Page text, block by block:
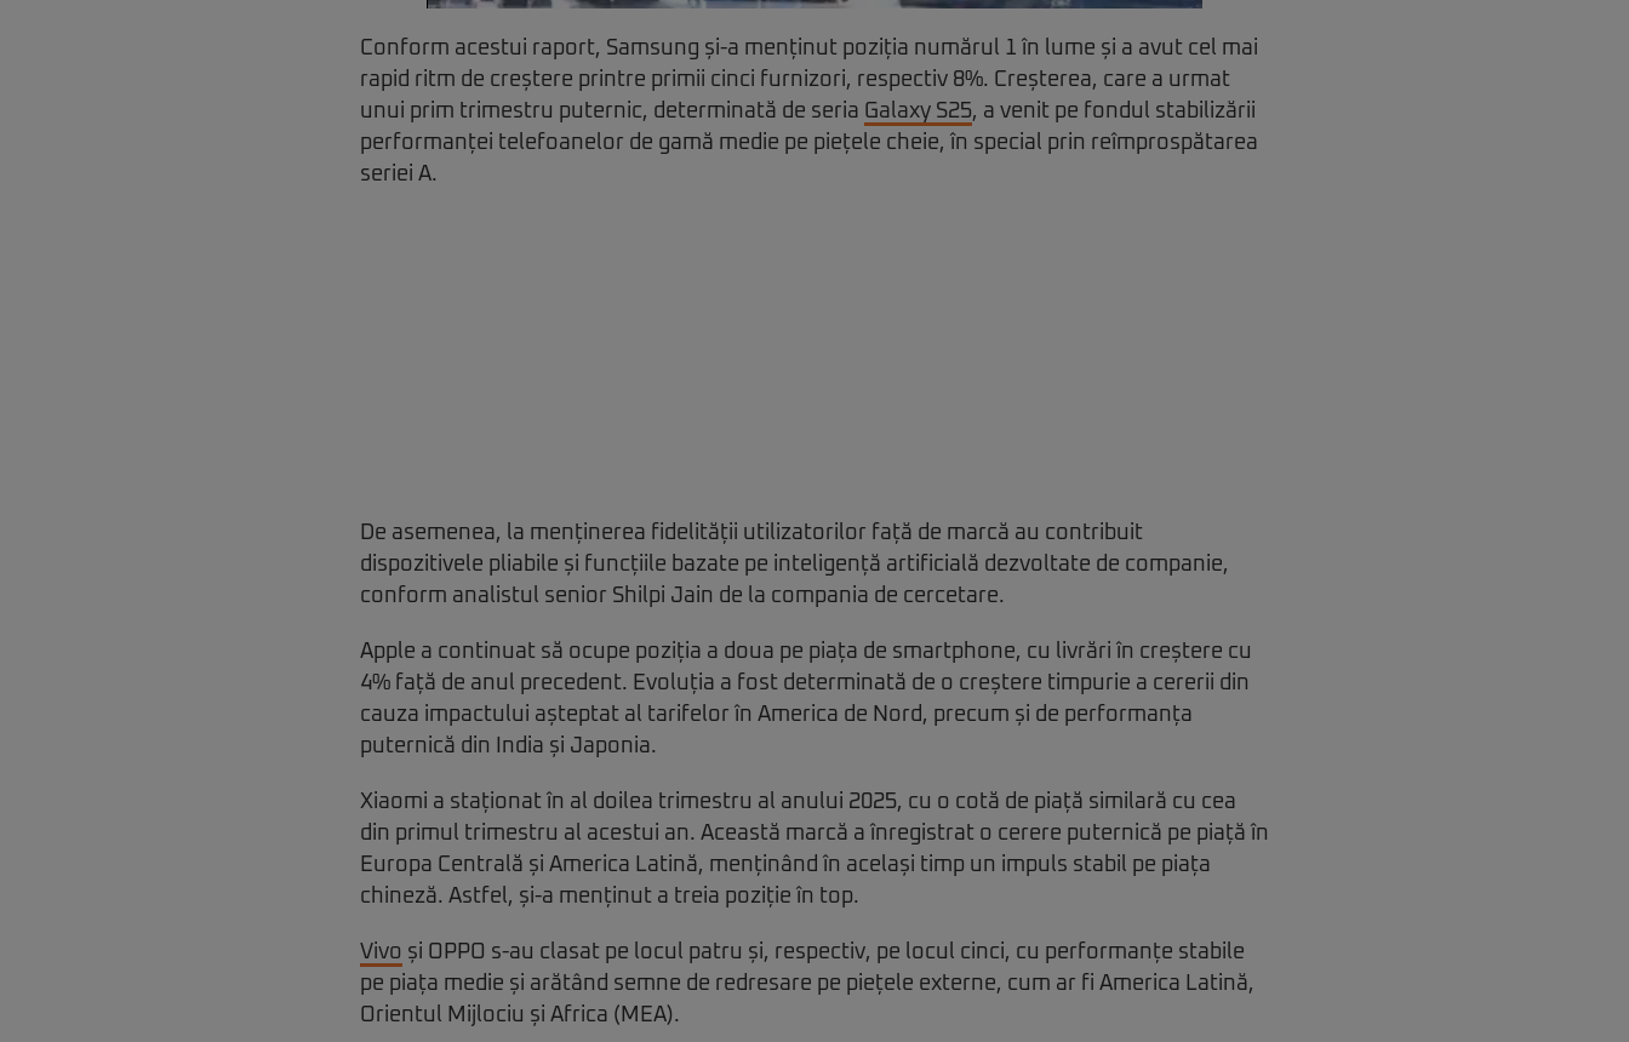
Conform acestui raport, Samsung și-a menținut poziția numărul 1 în lume și a avut cel mai
rapid ritm de creștere printre primii cinci furnizori, respectiv 8%. Creșterea, care a urmat
unui prim trimestru puternic, determinată de seria Galaxy S25, a venit pe fondul stabilizării
performanței telefoanelor de gamă medie pe piețele cheie, în special prin reîmprospătarea
seriei A.
De asemenea, la menținerea fidelității utilizatorilor față de marcă au contribuit
dispozitivele pliabile și funcțiile bazate pe inteligență artificială dezvoltate de companie,
conform analistul senior Shilpi Jain de la compania de cercetare.
Apple a continuat să ocupe poziția a doua pe piața de smartphone, cu livrări în creștere cu
4% față de anul precedent. Evoluția a fost determinată de o creștere timpurie a cererii din
cauza impactului așteptat al tarifelor în America de Nord, precum și de performanța
puternică din India și Japonia.
Xiaomi a staționat în al doilea trimestru al anului 2025, cu o cotă de piață similară cu cea
din primul trimestru al acestui an. Această marcă a înregistrat o cerere puternică pe piață în
Europa Centrală și America Latină, menținând în același timp un impuls stabil pe piața
chineză. Astfel, și-a menținut a treia poziție în top.
Vivo și OPPO s-au clasat pe locul patru și, respectiv, pe locul cinci, cu performanțe stabile
pe piața medie și arătând semne de redresare pe piețele externe, cum ar fi America Latină,
Orientul Mijlociu și Africa (MEA).